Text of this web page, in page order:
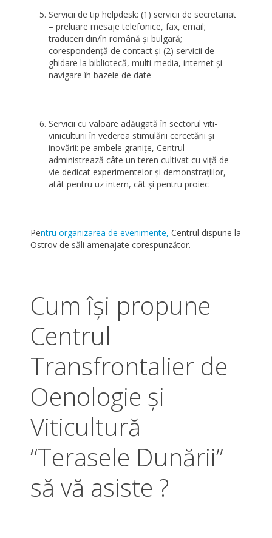
Servicii de tip helpdesk: (1) servicii de secretariat
– preluare mesaje telefonice, fax, email;
traduceri din/în română şi bulgară;
corespondenţă de contact şi (2) servicii de
ghidare la bibliotecă, multi-media, internet şi
navigare în bazele de date
Servicii cu valoare adăugată în sectorul viti-
viniculturii în vederea stimulării cercetării şi
inovării: pe ambele graniţe, Centrul
administrează câte un teren cultivat cu viţă de
vie dedicat experimentelor şi demonstraţiilor,
atât pentru uz intern, cât şi pentru proiec
Pentru organizarea de evenimente, Centrul dispune la
Ostrov de săli amenajate corespunzător.
Cum îşi propune
Centrul
Transfrontalier de
Oenologie şi
Viticultură
“Terasele Dunării’’
să vă asiste ?